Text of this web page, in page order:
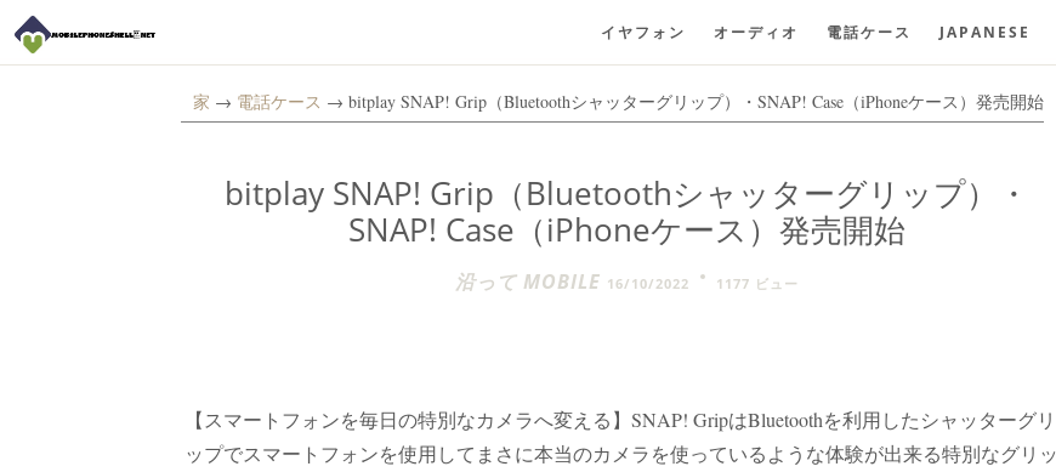
イヤフォン オーディオ 電話ケース JAPANESE
家 → 電話ケース → bitplay SNAP! Grip（Bluetoothシャッターグリップ）・SNAP! Case（iPhoneケース）発売開始
bitplay SNAP! Grip（Bluetoothシャッターグリップ）・
SNAP! Case（iPhoneケース）発売開始
沿って MOBILE 16/10/2022 1177 ビュー
【スマートフォンを毎日の特別なカメラへ変える】SNAP! GripはBluetoothを利用したシャッターグリ
ップでスマートフォンを使用してまさに本当のカメラを使っているような体験が出来る特別なグリッ